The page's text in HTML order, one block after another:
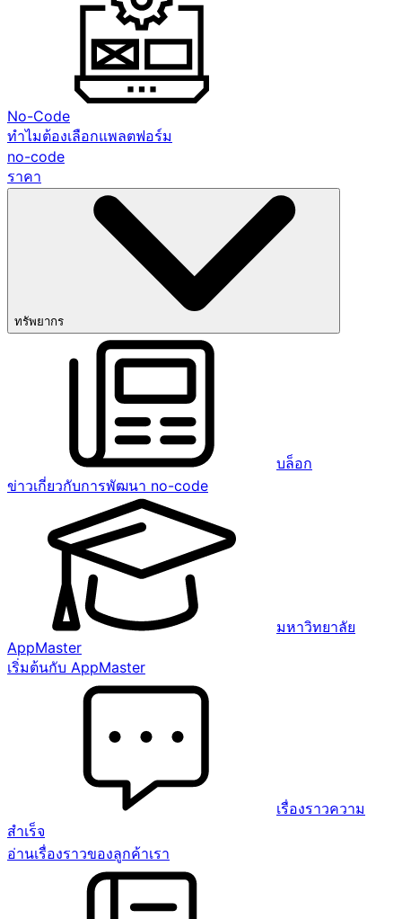
No-Code
ทำไมต้องเลือกแพลตฟอร์ม
no-code
ราคา
ทรัพยากร
บล็อก
ข่าวเกี่ยวกับการพัฒนา no-code
มหาวิทยาลัย
AppMaster
เริ่มต้นกับ AppMaster
เรื่องราวความ
สำเร็จ
อ่านเรื่องราวของลูกค้าเรา